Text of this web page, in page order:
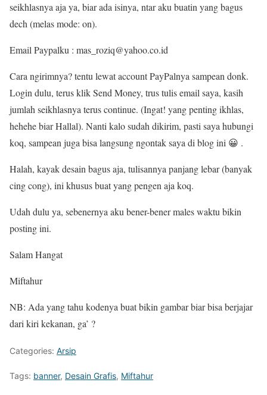
seikhlasnya aja ya, biar ada isinya, ntar aku buatin yang bagus
dech (melas mode: on).
Email Paypalku : mas_roziq@yahoo.co.id
Cara ngirimnya? tentu lewat account PayPalnya sampean donk.
Login dulu, terus klik Send Money, trus tulis email saya, kasih
jumlah seikhlasnya terus continue. (Ingat! yang penting ikhlas,
hehehe biar Hallal). Nanti kalo sudah dikirim, pasti saya hubungi
koq, sampean juga bisa langsung ngontak saya di blog ini 😀 .
Halah, kayak desain bagus aja, tulisannya panjang lebar (banyak
cing cong), ini khusus buat yang pengen aja koq.
Udah dulu ya, sebenernya aku bener-bener males waktu bikin
posting ini.
Salam Hangat
Miftahur
NB: Ada yang tahu kodenya buat bikin gambar biar bisa berjajar
dari kiri kekanan, ga’ ?
Categories: Arsip
Tags: banner, Desain Grafis, Miftahur